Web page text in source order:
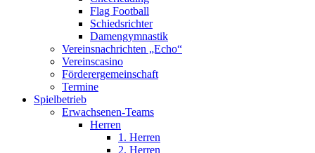
Flag Football
Schiedsrichter
Damengymnastik
Vereinsnachrichten „Echo“
Vereinscasino
Förderergemeinschaft
Termine
Spielbetrieb
Erwachsenen-Teams
Herren
1. Herren
2. Herren